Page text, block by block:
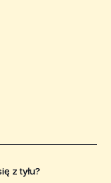
z tyłu?